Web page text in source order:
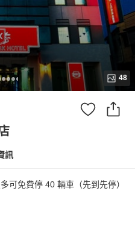
48
訊
可免費停 40 輛車（先到先停）